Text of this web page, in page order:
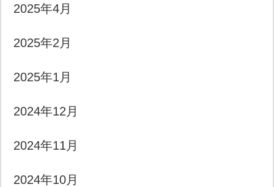
2025年4月
2025年2月
2025年1月
2024年12月
2024年11月
2024年10月